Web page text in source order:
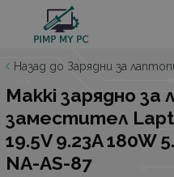
Назад до Зарядни за
Makki зарядно за
заместител
19.5V 9.23A 180W
NA-AS-87